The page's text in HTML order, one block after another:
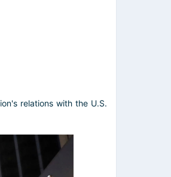
relations with the U.S.